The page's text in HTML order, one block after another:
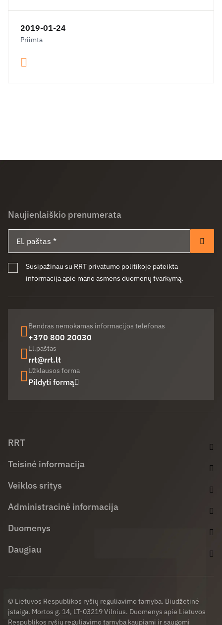
2019-01-24
Priimta
Naujienlaiškio prenumerata
Susipažinau su RRT privatumo politikoje pateikta
informacija apie mano asmens duomenų tvarkymą.
Bendras nemokamas informacijos telefonas
+370 800 20030
El.paštas
rrt@rrt.lt
Užklausos forma
Pildyti formą
RRT
Teisinė informacija
Veiklos sritys
Administracinė informacija
Duomenys
Daugiau
© Lietuvos Respublikos ryšių reguliavimo tarnyba. Biudžetinė
įstaiga. Mortos g. 14, LT-03219 Vilnius. Duomenys apie Lietuvos
Respublikos ryšių reguliavimo tarnybą kaupiami ir saugomi